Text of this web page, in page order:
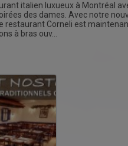
italien luxueux à Montréal
des dames. Avec notre
restaurant Corneli est
à bras ouv…